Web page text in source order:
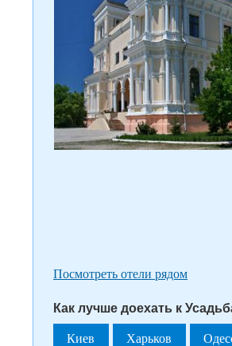
Посмотреть отели рядом
Как лучше доехать к
Киев Харьков